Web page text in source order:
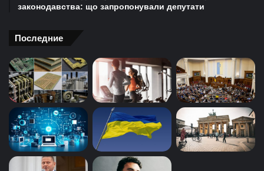
законодавства: що запропонували депутати
Последние